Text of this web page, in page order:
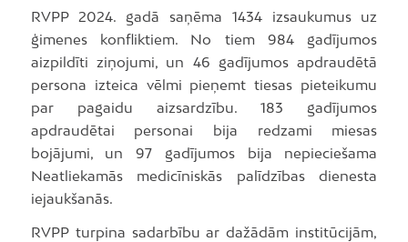
RVPP 2024. gadā saņēma 1434 izsaukumus uz
ģimenes konfliktiem. No tiem 984 gadījumos
aizpildīti ziņojumi, un 46 gadījumos apdraudētā
persona izteica vēlmi pieņemt tiesas pieteikumu
par pagaidu aizsardzību. 183 gadījumos
apdraudētai personai bija redzami miesas
bojājumi, un 97 gadījumos bija nepieciešama
Neatliekamās medicīniskās palīdzības dienesta
iejaukšanās.
RVPP turpina sadarbību ar dažādām institūcijām,